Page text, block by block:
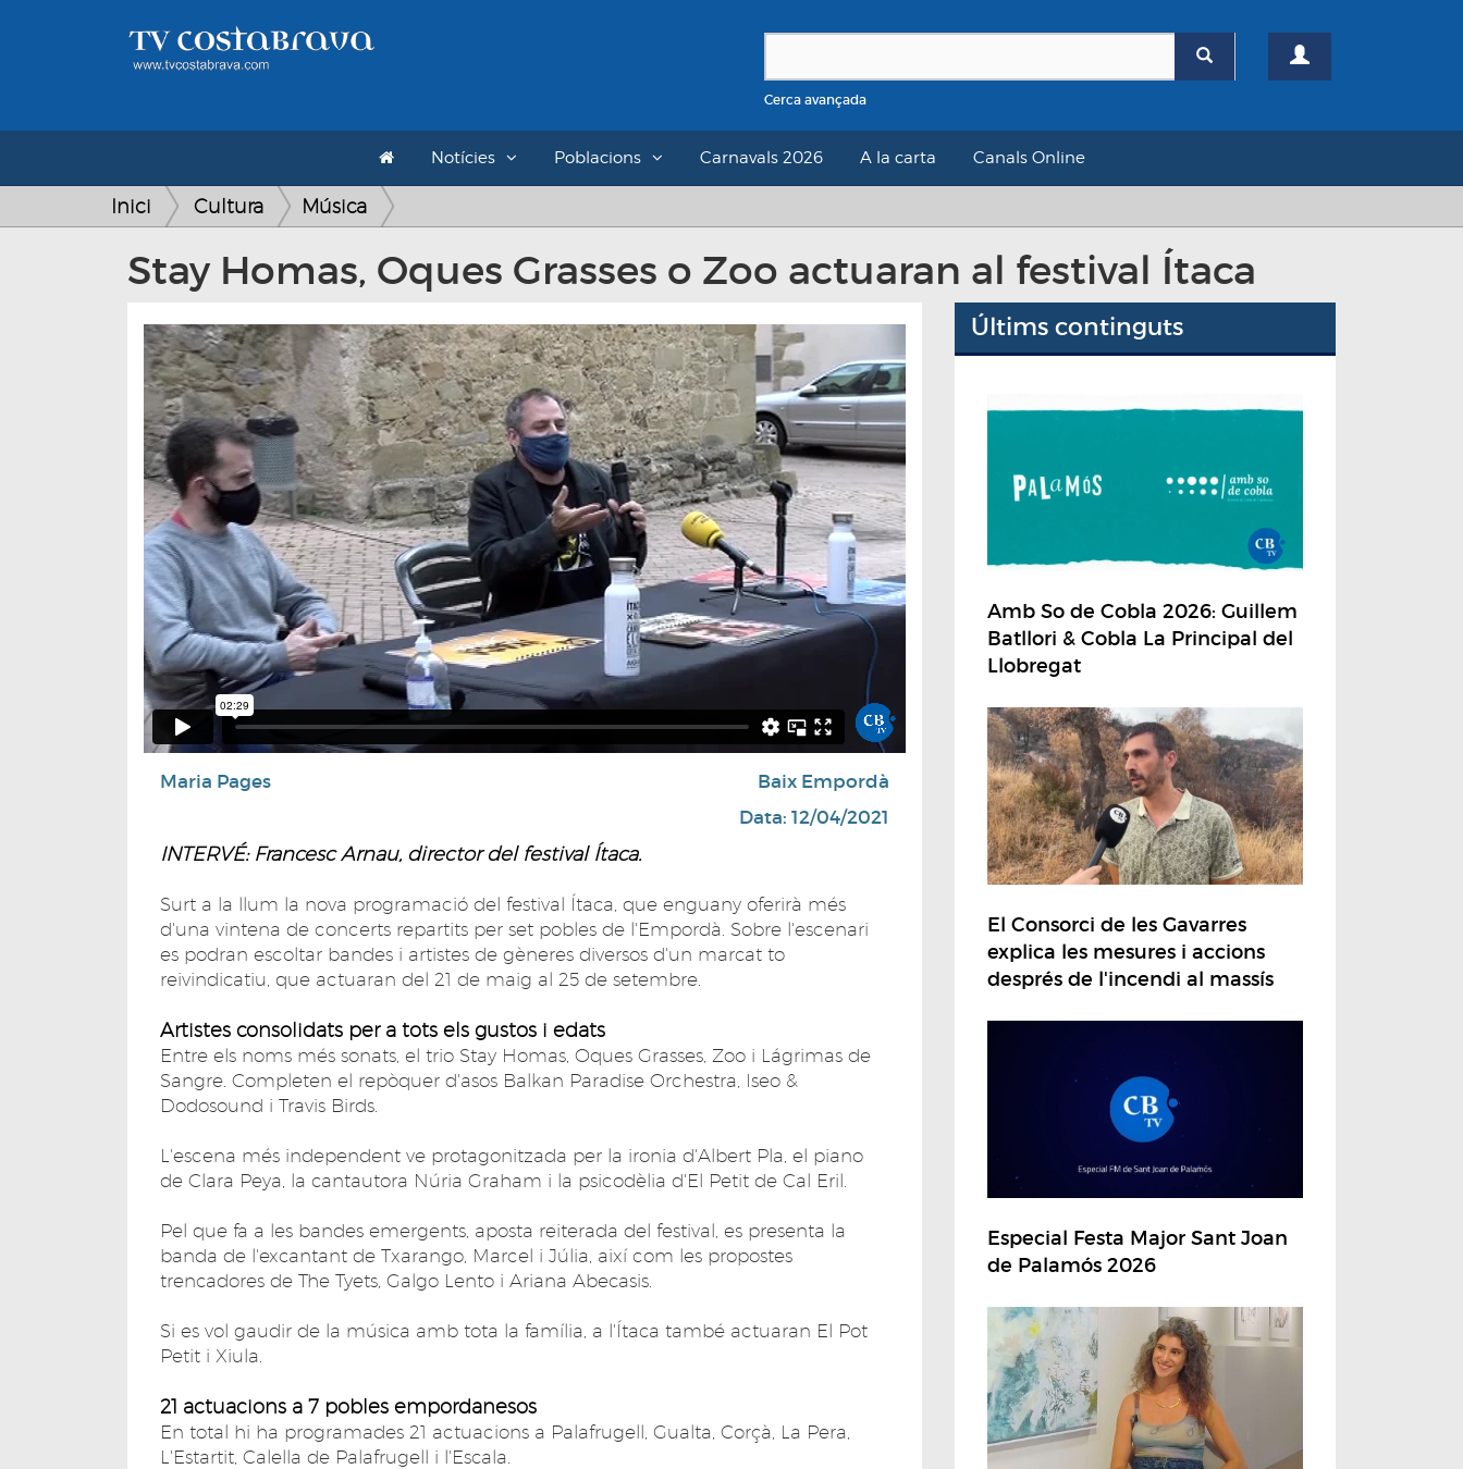
Cerca avançada
Notícies Poblacions Carnavals 2026 A la carta Canals Online
Inici Cultura Música
Stay Homas, Oques Grasses o Zoo actuaran al festival Ítaca
Maria Pages
Baix Empordà
Data: 12/04/2021
INTERVÉ: Francesc Arnau, director del festival Ítaca.
Surt a la llum la nova programació del festival Ítaca, que enguany oferirà més
d'una vintena de concerts repartits per set pobles de l'Empordà. Sobre l'escenari
es podran escoltar bandes i artistes de gèneres diversos d'un marcat to
reivindicatiu, que actuaran del 21 de maig al 25 de setembre.
Artistes consolidats per a tots els gustos i edats
Entre els noms més sonats, el trio Stay Homas, Oques Grasses, Zoo i Lágrimas de
Sangre. Completen el repòquer d'asos Balkan Paradise Orchestra, Iseo &
Dodosound i Travis Birds.
L'escena més independent ve protagonitzada per la ironia d'Albert Pla, el piano
de Clara Peya, la cantautora Núria Graham i la psicodèlia d'El Petit de Cal Eril.
Pel que fa a les bandes emergents, aposta reiterada del festival, es presenta la
banda de l'excantant de Txarango, Marcel i Júlia, així com les propostes
trencadores de The Tyets, Galgo Lento i Ariana Abecasis.
Si es vol gaudir de la música amb tota la família, a l'Ítaca també actuaran El Pot
Petit i Xiula.
21 actuacions a 7 pobles empordanesos
En total hi ha programades 21 actuacions a Palafrugell, Gualta, Corçà, La Pera,
L'Estartit, Calella de Palafrugell i l'Escala.
Últims continguts
Amb So de Cobla 2026: Guillem
Batllori & Cobla La Principal del
Llobregat
El Consorci de les Gavarres
explica les mesures i accions
després de l'incendi al massís
Especial Festa Major Sant Joan
de Palamós 2026